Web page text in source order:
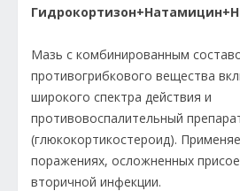
Мазь с комбинированным
противогрибкового вещества
широкого спектра действия и
противовоспалительный
(глюкокортикостероид).
поражениях, осложненных
вторичной инфекции.